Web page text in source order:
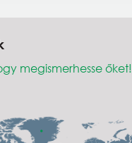
megismerhesse őket!